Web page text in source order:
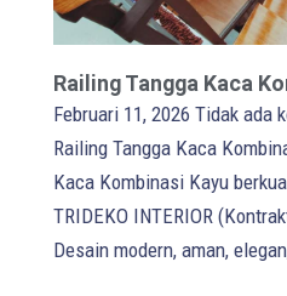
Railing Tangga Kaca
Februari 11, 2026 Tidak ada
Railing Tangga Kaca
Kaca Kombinasi Kayu
TRIDEKO INTERIOR
Desain modern, aman,